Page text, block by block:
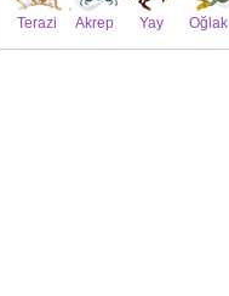
Terazi Akrep Yay Oğlak